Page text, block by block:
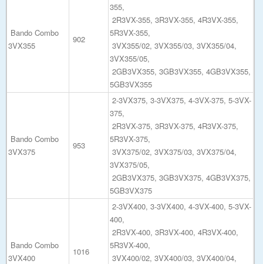
Bando Combo
3VX355
902
355,
2R3VX-355, 3R3VX-355, 4R3VX-355,
5R3VX-355,
3VX355/02, 3VX355/03, 3VX355/04,
3VX355/05,
2GB3VX355, 3GB3VX355, 4GB3VX355,
5GB3VX355
Bando Combo
3VX375
953
2-3VX375, 3-3VX375, 4-3VX-375, 5-3VX-
375,
2R3VX-375, 3R3VX-375, 4R3VX-375,
5R3VX-375,
3VX375/02, 3VX375/03, 3VX375/04,
3VX375/05,
2GB3VX375, 3GB3VX375, 4GB3VX375,
5GB3VX375
Bando Combo
3VX400
1016
2-3VX400, 3-3VX400, 4-3VX-400, 5-3VX-
400,
2R3VX-400, 3R3VX-400, 4R3VX-400,
5R3VX-400,
3VX400/02, 3VX400/03, 3VX400/04,